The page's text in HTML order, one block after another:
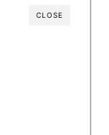
CLOSE